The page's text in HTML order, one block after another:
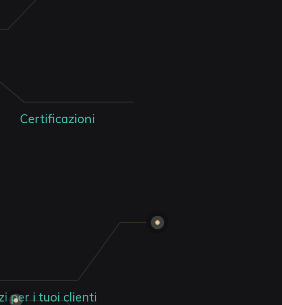
Certificazioni
per i tuoi clienti